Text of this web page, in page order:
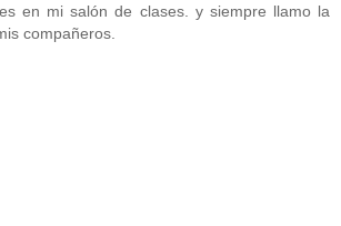
en mi salón de clases. y siempre llamo la
compañeros.